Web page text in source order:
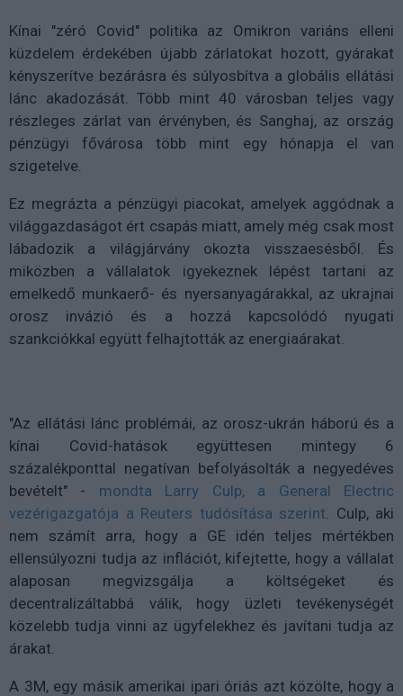
Kínai "zéró Covid" politika az Omikron variáns elleni
küzdelem érdekében újabb zárlatokat hozott, gyárakat
kényszerítve bezárásra és súlyosbítva a globális ellátási
lánc akadozását. Több mint 40 városban teljes vagy
részleges zárlat van érvényben, és Sanghaj, az ország
pénzügyi fővárosa több mint egy hónapja el van
szigetelve.
Ez megrázta a pénzügyi piacokat, amelyek aggódnak a
világgazdaságot ért csapás miatt, amely még csak most
lábadozik a világjárvány okozta visszaesésből. És
miközben a vállalatok igyekeznek lépést tartani az
emelkedő munkaerő- és nyersanyagárakkal, az ukrajnai
orosz invázió és a hozzá kapcsolódó nyugati
szankciókkal együtt felhajtották az energiaárakat.
"Az ellátási lánc problémái, az orosz-ukrán háború és a
kínai Covid-hatások együttesen mintegy 6
százalékponttal negatívan befolyásolták a negyedéves
bevételt" - mondta Larry Culp, a General Electric
vezérigazgatója a Reuters tudósítása szerint . Culp, aki
nem számít arra, hogy a GE idén teljes mértékben
ellensúlyozni tudja az inflációt, kifejtette, hogy a vállalat
alaposan megvizsgálja a költségeket és
decentralizáltabbá válik, hogy üzleti tevékenységét
közelebb tudja vinni az ügyfelekhez és javítani tudja az
árakat.
A 3M, egy másik amerikai ipari óriás azt közölte, hogy a